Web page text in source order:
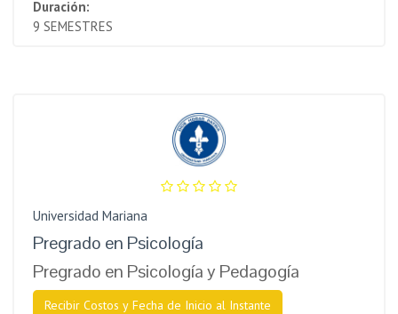
Duración:
9 SEMESTRES
Universidad Mariana
Pregrado en Psicología
Pregrado en Psicología y Pedagogía
Recibir Costos y Fecha de Inicio al Instante